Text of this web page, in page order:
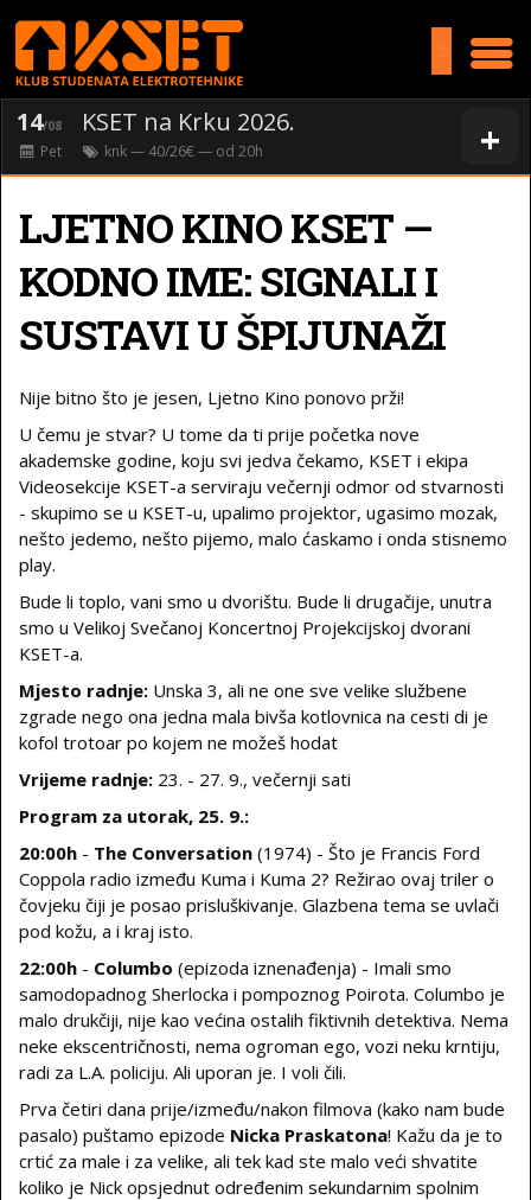
+
14/08 KSET na Krku 2026.
Pet knk— 40/26€ — od 20h
LJETNO KINO KSET —
KODNO IME: SIGNALI I
SUSTAVI U ŠPIJUNAŽI
Nije bitno što je jesen, Ljetno Kino ponovo prži!
U čemu je stvar? U tome da ti prije početka nove
akademske godine, koju svi jedva čekamo, KSET i ekipa
Videosekcije KSET-a serviraju večernji odmor od stvarnosti
- skupimo se u KSET-u, upalimo projektor, ugasimo mozak,
nešto jedemo, nešto pijemo, malo ćaskamo i onda stisnemo
play.
Bude li toplo, vani smo u dvorištu. Bude li drugačije, unutra
smo u Velikoj Svečanoj Koncertnoj Projekcijskoj dvorani
KSET-a.
Mjesto radnje: Unska 3, ali ne one sve velike službene
zgrade nego ona jedna mala bivša kotlovnica na cesti di je
kofol trotoar po kojem ne možeš hodat
Vrijeme radnje: 23. - 27. 9., večernji sati
Program za utorak, 25. 9.:
20:00h - The Conversation (1974) - Što je Francis Ford
Coppola radio između Kuma i Kuma 2? Režirao ovaj triler o
čovjeku čiji je posao prisluškivanje. Glazbena tema se uvlači
pod kožu, a i kraj isto.
22:00h - Columbo (epizoda iznenađenja) - Imali smo
samodopadnog Sherlocka i pompoznog Poirota. Columbo je
malo drukčiji, nije kao većina ostalih fiktivnih detektiva. Nema
neke ekscentričnosti, nema ogroman ego, vozi neku krntiju,
radi za L.A. policiju. Ali uporan je. I voli čili.
Prva četiri dana prije/između/nakon filmova (kako nam bude
pasalo) puštamo epizode Nicka Praskatona! Kažu da je to
crtić za male i za velike, ali tek kad ste malo veći shvatite
koliko je Nick opsjednut određenim sekundarnim spolnim